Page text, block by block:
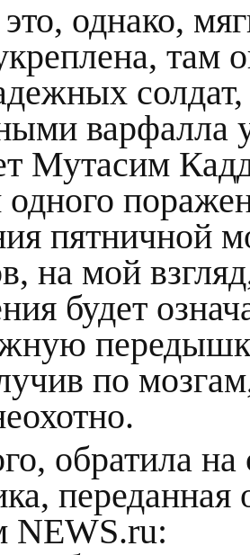
однако,
там
варфалла
Мутасим
одного
пятничной
на мой
будет
по
обратила
NEWS.ru: